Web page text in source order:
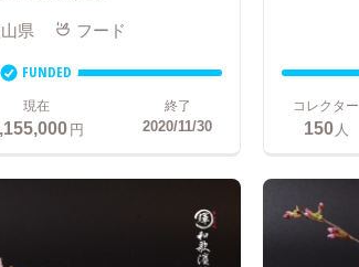
県 フード
FUNDED
現在
円
終了
2020/11/30
コレクター
150 人